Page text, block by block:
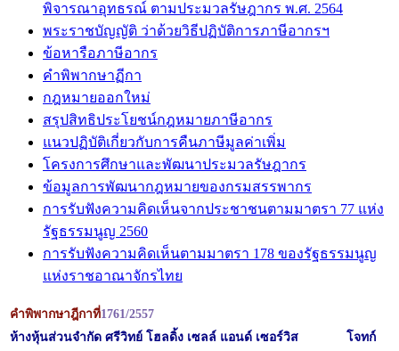
พิจารณาอุทธรณ์ ตามประมวลรัษฎากร พ.ศ. 2564
พระราชบัญญัติ ว่าด้วยวิธีปฏิบัติการภาษีอากรฯ
ข้อหารือภาษีอากร
คำพิพากษาฏีกา
กฎหมายออกใหม่
สรุปสิทธิประโยชน์กฎหมายภาษีอากร
แนวปฏิบัติเกี่ยวกับการคืนภาษีมูลค่าเพิ่ม
โครงการศึกษาและพัฒนาประมวลรัษฎากร
ข้อมูลการพัฒนากฎหมายของกรมสรรพากร
การรับฟังความคิดเห็นจากประชาชนตามมาตรา 77 แห่ง
รัฐธรรมนูญ 2560
การรับฟังความคิดเห็นตามมาตรา 178 ของรัฐธรรมนูญ
แห่งราชอาณาจักรไทย
คำพิพากษาฎีกาที่1761/2557
ห้างหุ้นส่วนจำกัด ศรีวิทย์ โฮลดิ้ง เซลล์ แอนด์ เซอร์วิส
โจทก์